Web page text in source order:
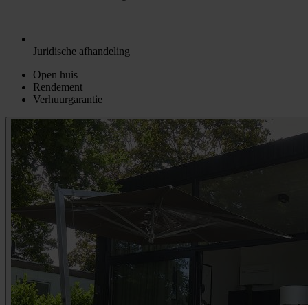
Juridische afhandeling
Open huis
Rendement
Verhuurgarantie